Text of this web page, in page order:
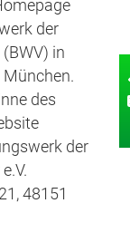
der
in
München.
des
der
48151